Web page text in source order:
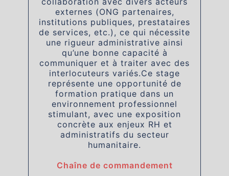
externes (ONG partenaires,
institutions publiques, prestataires
de services, etc.), ce qui nécessite
une rigueur administrative ainsi
qu’une bonne capacité à
communiquer et à traiter avec des
interlocuteurs variés.Ce stage
représente une opportunité de
formation pratique dans un
environnement professionnel
stimulant, avec une exposition
concrète aux enjeux RH et
administratifs du secteur
humanitaire.
Chaîne de commandement